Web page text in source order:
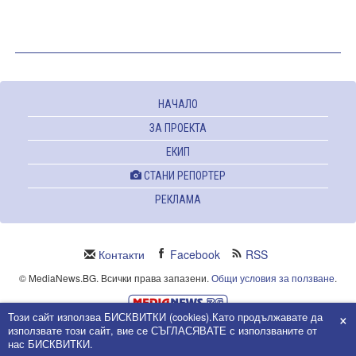
НАЧАЛО
ЗА ПРОЕКТА
ЕКИП
СТАНИ РЕПОРТЕР
РЕКЛАМА
Контакти Facebook RSS
© MediaNews.BG. Всички права запазени. Общи условия за ползване.
Powered and owned by Intersat Ltd.
Собственост на Интерсат ООД.
Този сайт използва БИСКВИТКИ (cookies).Като продължавате да
използвате този сайт, вие се СЪГЛАСЯВАТЕ с използваните от
нас БИСКВИТКИ.
×